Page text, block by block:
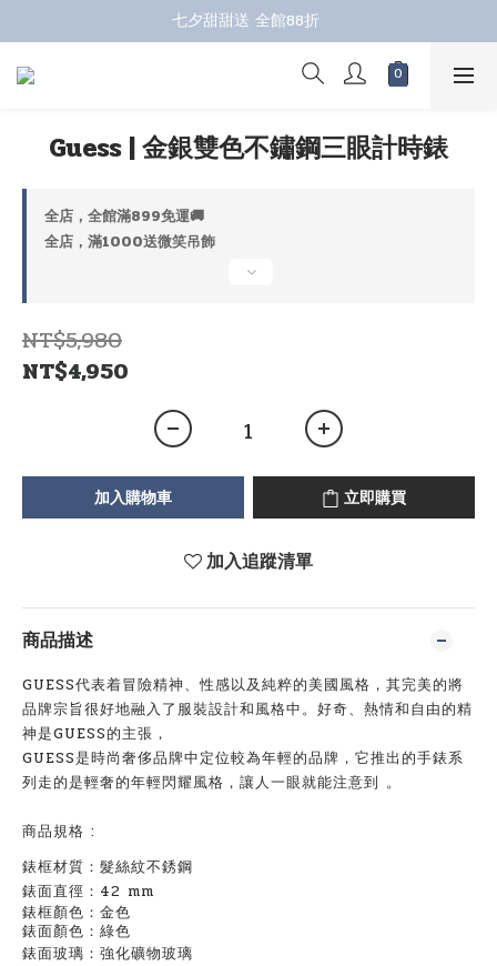
七夕甜甜送 全館88折
七夕甜甜送 全館88折
指定商品再折100；全館滿899免運 🚚
Guess | 金銀雙色不鏽鋼三眼計時錶
全店，全館滿899免運🚚
全店，滿1000送微笑吊飾
NT$5,980
NT$4,950
加入購物車 立即購買
加入追蹤清單
商品描述
GUESS代表着冒險精神、性感以及純粹的美國風格，其完美的將
品牌宗旨很好地融入了服裝設計和風格中。好奇、熱情和自由的精
神是GUESS的主張，
GUESS是時尚奢侈品牌中定位較為年輕的品牌，它推出的手錶系
列走的是輕奢的年輕閃耀風格，讓人一眼就能注意到 。
商品規格 :
錶框材質：髮絲紋不銹鋼
錶面直徑：42 mm
錶框顏色：金色
錶面顏色：綠色
錶面玻璃：強化礦物玻璃